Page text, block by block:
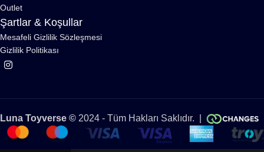
Outlet
Şartlar & Koşullar
Mesafeli Gizlilik Sözleşmesi
Gizlilik Politikası
Luna Toyverse © 2024 - Tüm Hakları Saklıdır. |